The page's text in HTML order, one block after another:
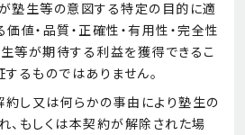
塾生等の意図する特定の目的に適
値・品質・正確性・有用性・完全性
等が期待する利益を獲得できるこ
するものではありません。
し又は何らかの事由により塾生の
、もしくは本契約が解除された場